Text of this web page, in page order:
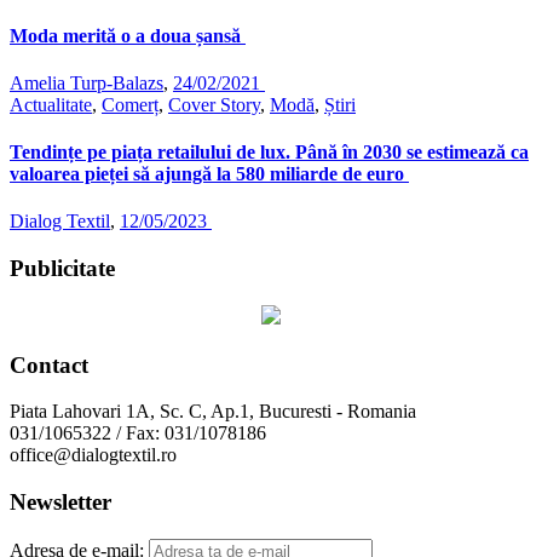
Moda merită o a doua șansă
Amelia Turp-Balazs, 24/02/2021
Actualitate, Comerț, Cover Story, Modă, Știri
Tendințe pe piața retailului de lux. Până în 2030 se estimează ca
valoarea pieței să ajungă la 580 miliarde de euro
Dialog Textil, 12/05/2023
Publicitate
Contact
Piata Lahovari 1A, Sc. C, Ap.1, Bucuresti - Romania
031/1065322 / Fax: 031/1078186
office@dialogtextil.ro
Newsletter
Adresa de e-mail: